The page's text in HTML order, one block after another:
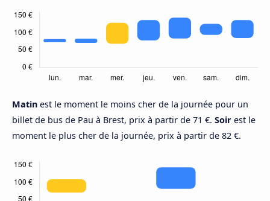
Matin est le moment le moins cher de la journée pour un
billet de bus de Pau à Brest, prix à partir de 71 €. Soir est le
moment le plus cher de la journée, prix à partir de 82 €.